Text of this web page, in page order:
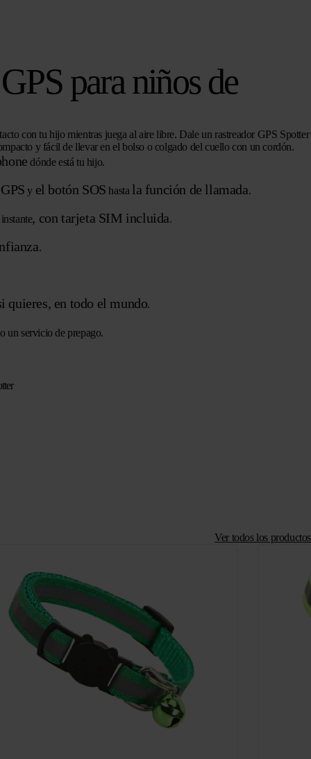
para niños de
con tu hijo mientras juega al aire libre. Dale un rastreador GPS Spotter
y fácil de llevar en el bolso o colgado del cuello con un cordón.
dónde está tu hijo.
y el botón SOS hasta la función de llamada.
, con tarjeta SIM incluida.
.
quieres, en todo el mundo.
un servicio de prepago.
Ver todos los productos